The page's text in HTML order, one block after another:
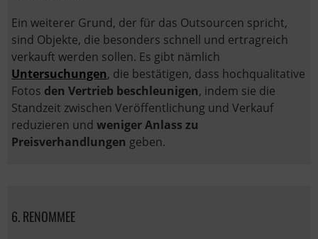
Ein weiterer Grund, der für das Outsourcen spricht,
sind Objekte, die besonders schnell und ertragreich
verkauft werden sollen. Es gibt nämlich
Untersuchungen, die bestätigen, dass hochqualitative
Fotos den Vertrieb beschleunigen, indem sie die
Standzeit zwischen Veröffentlichung und Verkauf
reduzieren undweniger Anlass zu
Preisverhandlungen geben.
6. RENOMMEE